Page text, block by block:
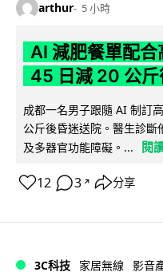
arthur 5 小時
AI 減肥餐單配
45 日減 20 公
成都一名男子跟隨 AI 制訂
公斤後昏迷送院。醫生診
及多器官功能障礙。...
閱
12 3 ↗ 分享
3C科技 家居無線 影音